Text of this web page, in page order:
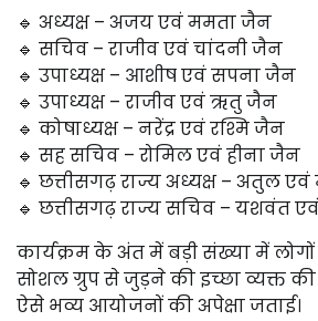
🔹 अध्यक्ष – अजय एवं ममता जैन
🔹 सचिव – राजीव एवं चांदनी जैन
🔹 उपाध्यक्ष – आशीष एवं सपना जैन
🔹 उपाध्यक्ष – राजीव एवं ऋतु जैन
🔹 कोषाध्यक्ष – नरेंद्र एवं रश्मि जैन
🔹 सह सचिव – रोमिल एवं हीना जैन
🔹 छत्तीसगढ़ राज्य अध्यक्ष – अतुल
🔹 छत्तीसगढ़ राज्य सचिव – यशवंत
कार्यक्रम के अंत में बड़ी संख्या में
सोशल ग्रुप से जुड़ने की इच्छा व्यक्त
ऐसे भव्य आयोजनों की अपेक्षा जताई।